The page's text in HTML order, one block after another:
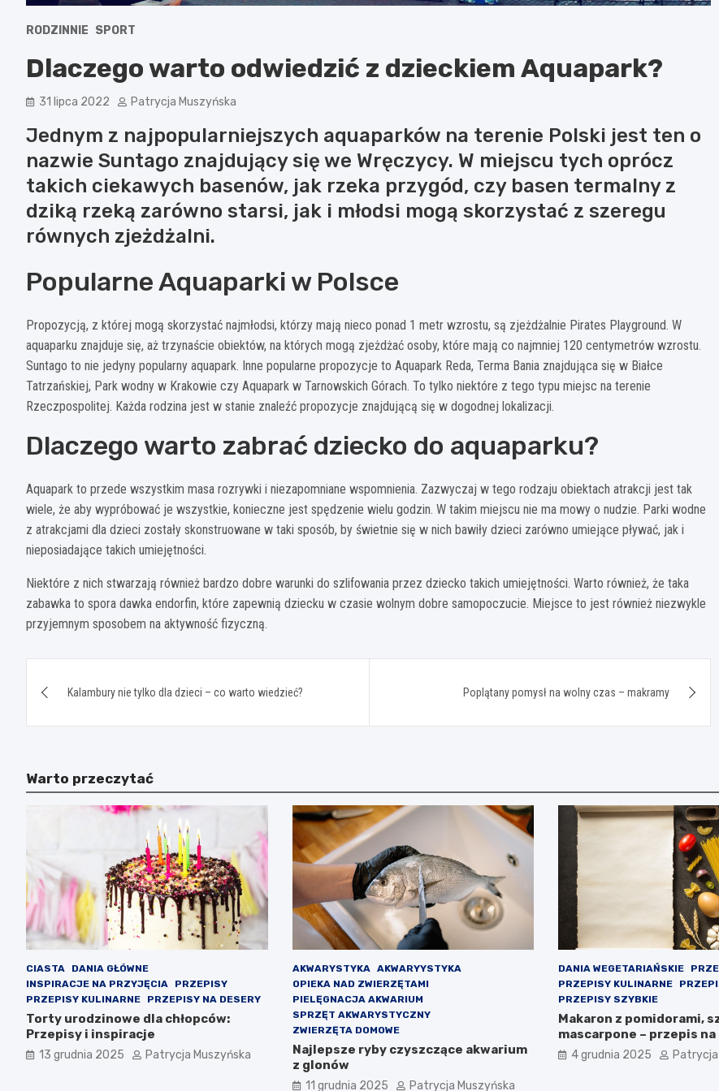
RODZINNIE SPORT
Dlaczego warto odwiedzić z dzieckiem Aquapark?
31 lipca 2022 Patrycja Muszyńska
Jednym z najpopularniejszych aquaparków na terenie Polski jest ten o
nazwie Suntago znajdujący się we Wręczycy. W miejscu tych oprócz
takich ciekawych basenów, jak rzeka przygód, czy basen termalny z
dziką rzeką zarówno starsi, jak i młodsi mogą skorzystać z szeregu
równych zjeżdżalni.
Popularne Aquaparki w Polsce
Propozycją, z której mogą skorzystać najmłodsi, którzy mają nieco ponad 1 metr wzrostu, są zjeżdżalnie Pirates Playground. W
aquaparku znajduje się, aż trzynaście obiektów, na których mogą zjeżdżać osoby, które mają co najmniej 120 centymetrów wzrostu.
Suntago to nie jedyny popularny aquapark. Inne popularne propozycje to Aquapark Reda, Terma Bania znajdująca się w Białce
Tatrzańskiej, Park wodny w Krakowie czy Aquapark w Tarnowskich Górach. To tylko niektóre z tego typu miejsc na terenie
Rzeczpospolitej. Każda rodzina jest w stanie znaleźć propozycje znajdującą się w dogodnej lokalizacji.
Dlaczego warto zabrać dziecko do aquaparku?
Aquapark to przede wszystkim masa rozrywki i niezapomniane wspomnienia. Zazwyczaj w tego rodzaju obiektach atrakcji jest tak
wiele, że aby wypróbować je wszystkie, konieczne jest spędzenie wielu godzin. W takim miejscu nie ma mowy o nudzie. Parki wodne
z atrakcjami dla dzieci zostały skonstruowane w taki sposób, by świetnie się w nich bawiły dzieci zarówno umiejące pływać, jak i
nieposiadające takich umiejętności.
Niektóre z nich stwarzają również bardzo dobre warunki do szlifowania przez dziecko takich umiejętności. Warto również, że taka
zabawka to spora dawka endorfin, które zapewnią dziecku w czasie wolnym dobre samopoczucie. Miejsce to jest również niezwykle
przyjemnym sposobem na aktywność fizyczną.
wpisuKalambury nie tylko dla dzieci – co warto wiedzieć? Poplątany pomysł na wolny czas – makramy
Warto przeczytać
CIASTA
DANIA GŁÓWNE
INSPIRACJE NA PRZYJĘCIA
PRZEPISY
PRZEPISY KULINARNE
PRZEPISY NA DESERY
Torty urodzinowe dla chłopców:
Przepisy i inspiracje
13 grudnia 2025 Patrycja Muszyńska
AKWARYSTYKA
AKWARYYSTYKA
OPIEKA NAD ZWIERZĘTAMI
PIELĘGNACJA AKWARIUM
SPRZĘT AKWARYSTYCZNY
ZWIERZĘTA DOMOWE
Najlepsze ryby czyszczące akwarium
z glonów
11 grudnia 2025 Patrycja Muszyńska
DANIA WEGETARIAŃSKIE
PRZEPISY KULINARNE
PRZEPISY SZYBKIE
Makaron z pomidorami,
mascarpone – przepis
4 grudnia 2025 Patrycja